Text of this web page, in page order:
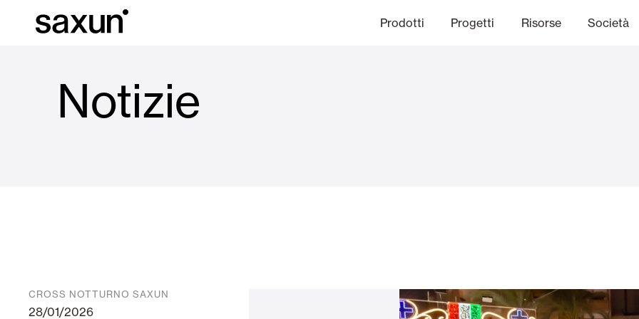
Prodotti Progetti Risorse Società
Notizie
CROSS NOTTURNO SAXUN
28/01/2026